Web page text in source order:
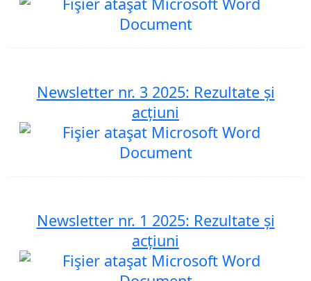
Newsletter nr. 3 2025: Rezultate și
acțiuni
Newsletter nr. 1 2025: Rezultate și
acțiuni